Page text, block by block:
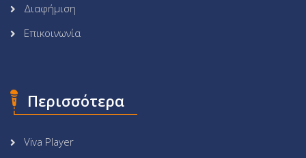
Διαφήμιση
Επικοινωνία
Περισσότερα
Viva Player